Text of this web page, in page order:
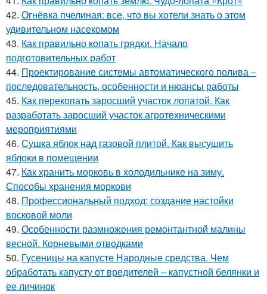
42. Огнёвка пчелиная: все, что вы хотели знать о этом
удивительном насекомом
43. Как правильно копать грядки. Начало
подготовительных работ
44. Проектирование системы автоматического полива –
последовательность, особенности и нюансы работы
45. Как перекопать заросший участок лопатой. Как
разработать заросший участок агротехническими
мероприятиями
46. Сушка яблок над газовой плитой. Как высушить
яблоки в помещении
47. Как хранить морковь в холодильнике на зиму.
Способы хранения моркови
48. Профессиональный подход: создание настойки
восковой моли
49. Особенности размножения ремонтантной малины
весной. Корневыми отводками
50. Гусеницы на капусте Народные средства. Чем
обработать капусту от вредителей – капустной белянки и
ее личинок